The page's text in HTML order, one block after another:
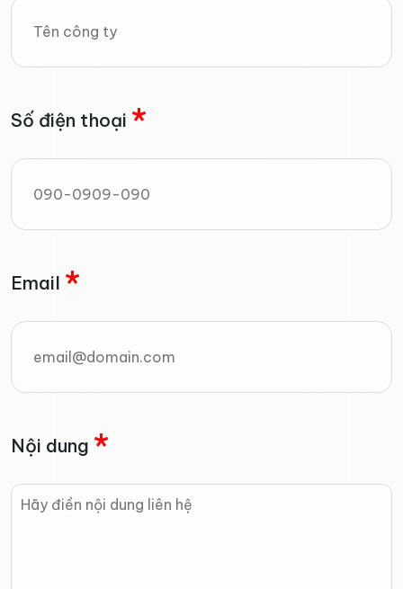
Số điện thoại *
Email *
Nội dung *